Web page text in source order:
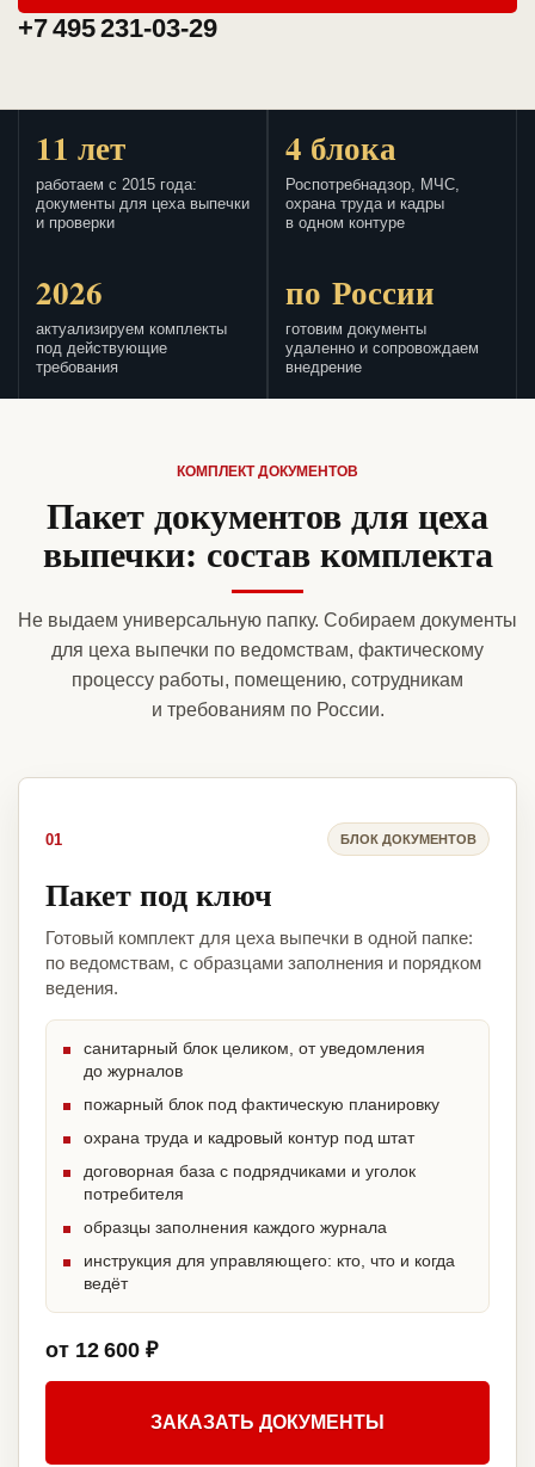
+7 495 231-03-29
11 лет
работаем с 2015 года:
документы для цеха выпечки
и проверки
4 блока
Роспотребнадзор, МЧС,
охрана труда и кадры
в одном контуре
2026
актуализируем комплекты
под действующие
требования
по России
готовим документы
удаленно и сопровождаем
внедрение
КОМПЛЕКТ ДОКУМЕНТОВ
Пакет документов для цеха
выпечки: состав комплекта
Не выдаем универсальную папку. Собираем документы
для цеха выпечки по ведомствам, фактическому
процессу работы, помещению, сотрудникам
и требованиям по России.
01 БЛОК ДОКУМЕНТОВ
Пакет под ключ
Готовый комплект для цеха выпечки в одной папке:
по ведомствам, с образцами заполнения и порядком
ведения.
санитарный блок целиком, от уведомления
до журналов
пожарный блок под фактическую планировку
охрана труда и кадровый контур под штат
договорная база с подрядчиками и уголок
потребителя
образцы заполнения каждого журнала
инструкция для управляющего: кто, что и когда
ведёт
от 12 600 ₽
ЗАКАЗАТЬ ДОКУМЕНТЫ